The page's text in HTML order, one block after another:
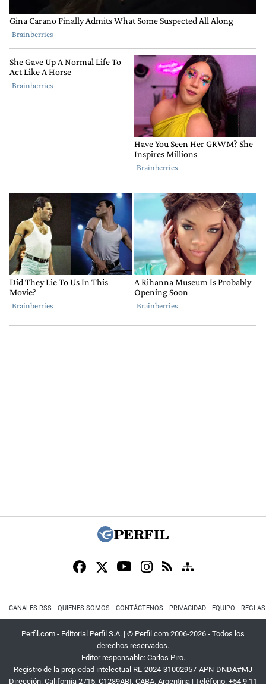
CANALES RSS QUIENES SOMOS CONTÁCTENOS PRIVACIDAD EQUIPO
Perfil.com - Editorial Perfil S.A. | © Perfil.com 2006-2026 - Todos los
derechos reservados.
Editor responsable: Carlos Piro.
Registro de la propiedad intelectual RL-2024-31002957-APN-DNDA#MJ
Dirección: California 2715, C1289ABI, CABA, Argentina | Teléfono: +54 9 11